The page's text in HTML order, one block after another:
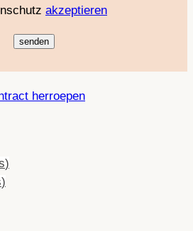
akzeptieren
herroepen
)
)